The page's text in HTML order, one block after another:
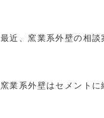
最近、窯業系外壁の相談
窯業系外壁はセメント